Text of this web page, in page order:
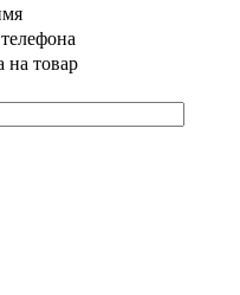
на товар